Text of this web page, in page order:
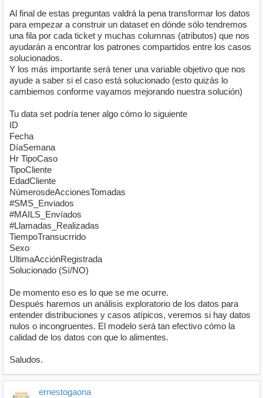
Al final de estas preguntas valdrá la pena transformar los datos
para empezar a construir un dataset en dónde sólo tendremos
una fila por cada ticket y muchas columnas (atributos) que nos
ayudarán a encontrar los patrones compartidos entre los casos
solucionados.
Y los más importante será tener una variable objetivo que nos
ayude a saber si el caso está solucionado (esto quizás lo
cambiemos conforme vayamos mejorando nuestra solución)
Tu data set podría tener algo cómo lo siguiente
ID
Fecha
DíaSemana
Hr TipoCaso
TipoCliente
EdadCliente
NúmerosdeAccionesTomadas
#SMS_Enviados
#MAILS_Envíados
#Llamadas_Realizadas
TiempoTransucrrido
Sexo
UltimaAcciónRegistrada
Solucionado (Sí/NO)
De momento eso es lo que se me ocurre.
Después haremos un análisis exploratorio de los datos para
entender distribuciones y casos atípicos, veremos si hay datos
nulos o incongruentes. El modelo será tan efectivo cómo la
calidad de los datos con que lo alimentes.
Saludos.
ernestogaona